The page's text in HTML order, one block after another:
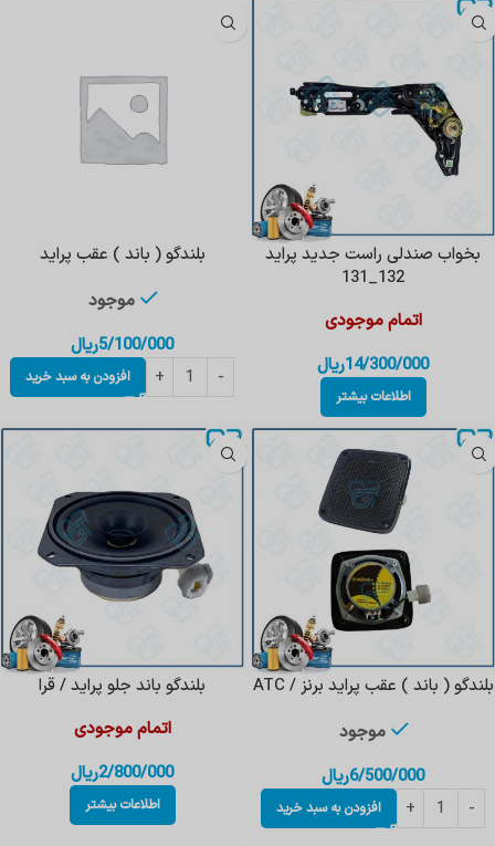
بخواب صندلی راست جدید پراید
132_131
اتمام موجودی
14/300/000ریال
اطلاعات بیشتر
بلندگو ( باند ) عقب پراید
موجود
5/100/000ریال
افزودن به سبد خرید
بلندگو ( باند ) عقب پراید برنز / ATC
موجود
6/500/000ریال
افزودن به سبد خرید
بلندگو باند جلو پراید / قرا
اتمام موجودی
2/800/000ریال
اطلاعات بیشتر